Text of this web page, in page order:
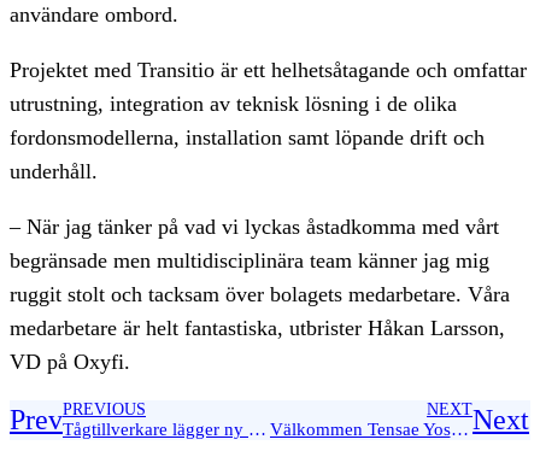
användare ombord.
Projektet med Transitio är ett helhetsåtagande och omfattar
utrustning, integration av teknisk lösning i de olika
fordonsmodellerna, installation samt löpande drift och
underhåll.
– När jag tänker på vad vi lyckas åstadkomma med vårt
begränsade men multidisciplinära team känner jag mig
ruggit stolt och tacksam över bolagets medarbetare. Våra
medarbetare är helt fantastiska, utbrister Håkan Larsson,
VD på Oxyfi.
PrevPREVIOUS
Tågtillverkare lägger ny order
NEXT
Välkommen Tensae Yoseph Next